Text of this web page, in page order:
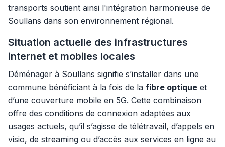
transports soutient ainsi l'intégration harmonieuse de
Soullans dans son environnement régional.
Situation actuelle des infrastructures
internet et mobiles locales
Déménager à Soullans signifie s’installer dans une
commune bénéficiant à la fois de la fibre optique et
d’une couverture mobile en 5G. Cette combinaison
offre des conditions de connexion adaptées aux
usages actuels, qu’il s’agisse de télétravail, d’appels en
visio, de streaming ou d’accès aux services en ligne au